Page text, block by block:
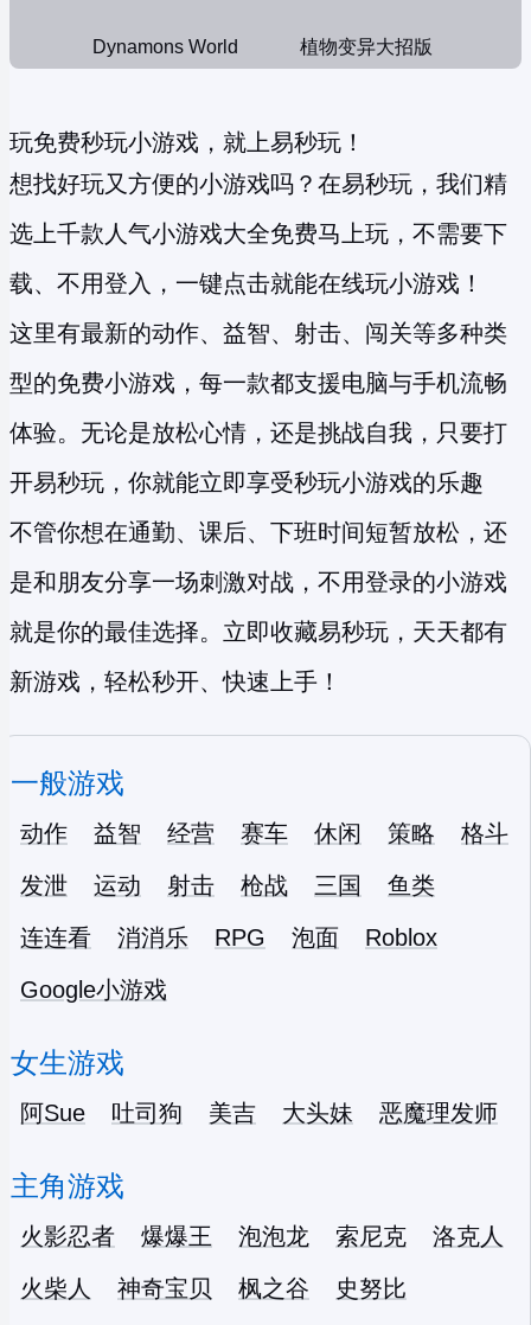
Dynamons World 植物变异大招版
玩免费秒玩小游戏，就上易秒玩！
想找好玩又方便的小游戏吗？在易秒玩，我们精
选上千款人气小游戏大全免费马上玩，不需要下
载、不用登入，一键点击就能在线玩小游戏！
这里有最新的动作、益智、射击、闯关等多种类
型的免费小游戏 ，每一款都支援电脑与手机流畅
体验。无论是放松心情，还是挑战自我，只要打
开易秒玩，你就能立即享受秒玩小游戏的乐趣
不管你想在通勤、课后、下班时间短暂放松，还
是和朋友分享一场刺激对战，不用登录的小游戏
就是你的最佳选择。立即收藏易秒玩，天天都有
新游戏，轻松秒开、快速上手！
一般游戏
动作 益智 经营 赛车 休闲 策略
格斗
发泄
运动 射击 枪战 三国
鱼类
连连看
消消乐 RPG 泡面
Roblox
Google小游戏
女生游戏
阿Sue 吐司狗 美吉 大头妹 恶魔理发师
主角游戏
火影忍者 爆爆王 泡泡龙 索尼克
洛克人
火柴人
神奇宝贝 枫之谷 史努比